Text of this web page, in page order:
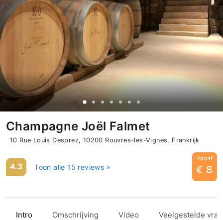
Champagne Joël Falmet
10 Rue Louis Desprez, 10200 Rouvres-les-Vignes, Frankrijk
4.3 Toon alle 15 reviews »
Vanaf
€ 8
Intro Omschrijving Video Veelgestelde